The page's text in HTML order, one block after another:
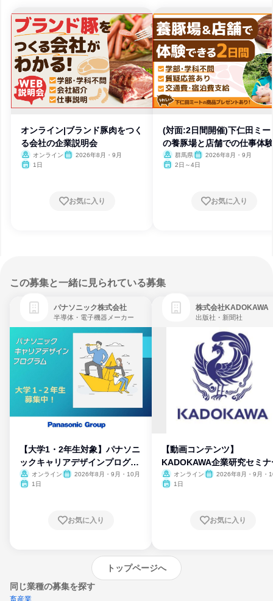
オンライン|ブランド豚肉をつく
る会社の企業説明会
オンライン
2026年8月・9月
1日
お気に入り
(対面:2日間開催)下仁田ミー
の養豚場と店舗での仕事体験
群馬県
2026年8月・9月
2日～4日
お気に入り
この募集と一緒に見られている募集
パナソニック株式会社
半導体・電子機器メーカー
【大学1・2年生対象】パナソニ
ックキャリアデザインプログラ
ム
オンライン
2026年8月・9月・10月
1日
お気に入り
株式会社KADOKAWA
出版社・新聞社
【動画コンテンツ】
KADOKAWA企業研究セミナ
オンライン
2026年8月・9月・
1日
お気に入り
トップページへ
同じ業種の募集を探す